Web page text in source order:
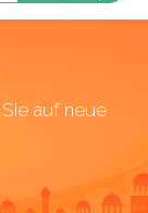
auf neue